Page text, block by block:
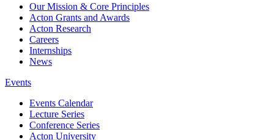
Our Mission & Core Principles
Acton Grants and Awards
Acton Research
Careers
Internships
News
Events
Events Calendar
Lecture Series
Conference Series
Acton University